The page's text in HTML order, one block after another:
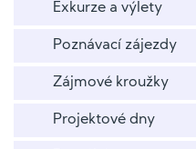
Exkurze a výlety
Poznávací zájezdy
Zájmové kroužky
Projektové dny